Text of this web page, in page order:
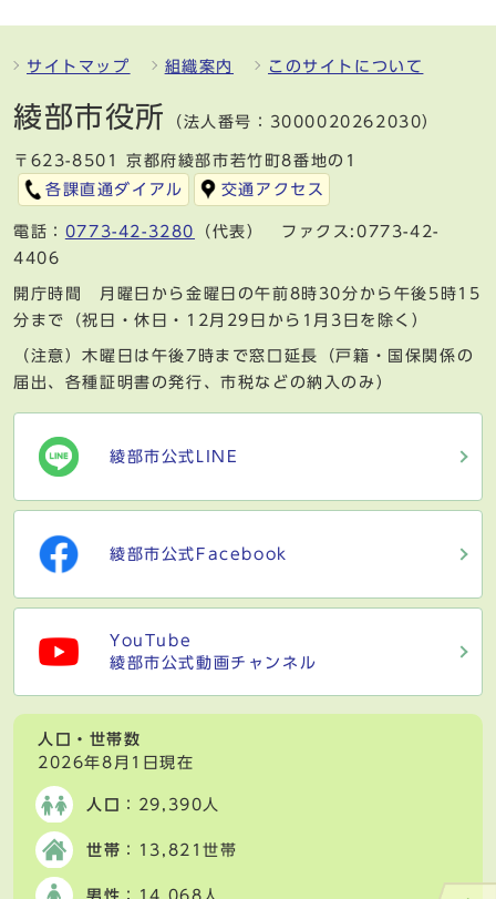
サイトマップ 組織案内 このサイトについて
綾部市役所 （法人番号：3000020262030）
〒623-8501 京都府綾部市若竹町8番地の1
各課直通ダイアル
交通アクセス
電話： 0773-42-3280
（代表） ファクス:0773-42-
4406
開庁時間 月曜日から金曜日の午前8時30分から午後5時15
分まで（祝日・休日・12月29日から1月3日を除く）
（注意）木曜日は午後7時まで窓口延長（戸籍・国保関係の
届出、各種証明書の発行、市税などの納入のみ）
綾部市公式LINE
綾部市公式Facebook
YouTube
綾部市公式動画チャンネル
人口・世帯数
2026年8月1日現在
人口 ：29,390人
世帯 ：13,821世帯
男性 ：14,068人